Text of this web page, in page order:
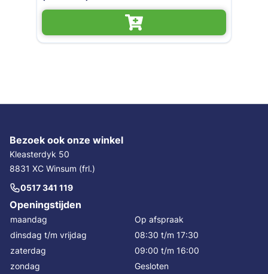
Bezoek ook onze winkel
Kleasterdyk 50
8831 XC Winsum (frl.)
0517 341 119
Openingstijden
maandag
Op afspraak
dinsdag t/m vrijdag
08:30 t/m 17:30
zaterdag
09:00 t/m 16:00
zondag
Gesloten